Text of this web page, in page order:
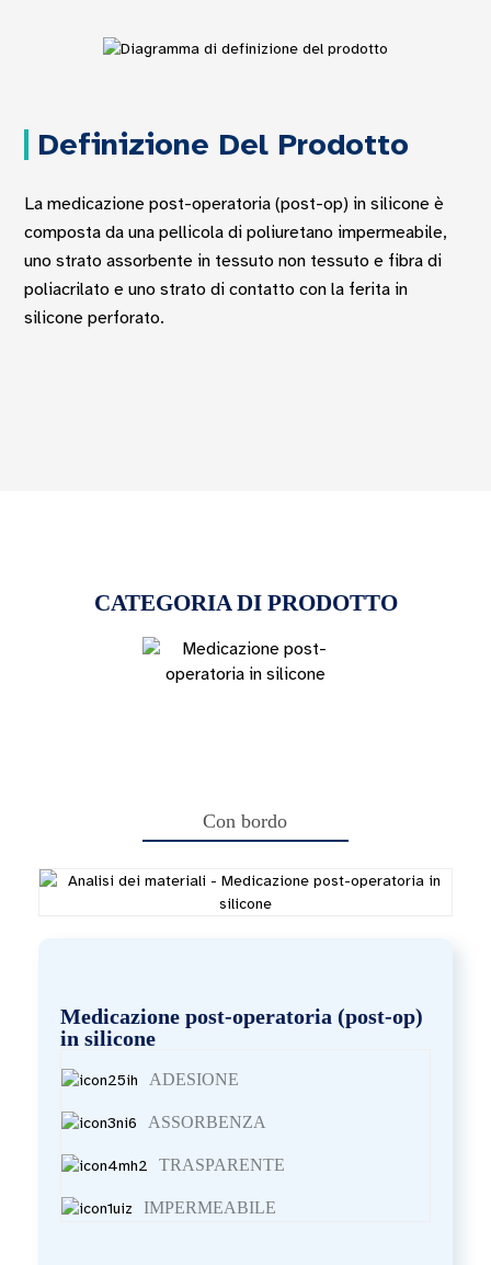
Definizione Del Prodotto
La medicazione post-operatoria (post-op) in silicone è
composta da una pellicola di poliuretano impermeabile,
uno strato assorbente in tessuto non tessuto e fibra di
poliacrilato e uno strato di contatto con la ferita in
silicone perforato.
CATEGORIA DI PRODOTTO
Con bordo
Medicazione post-operatoria (post-op)
in silicone
ADESIONE
ASSORBENZA
TRASPARENTE
IMPERMEABILE